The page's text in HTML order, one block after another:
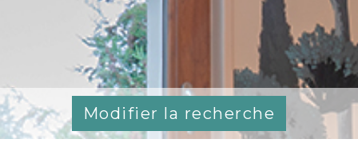
Modifier la recherche